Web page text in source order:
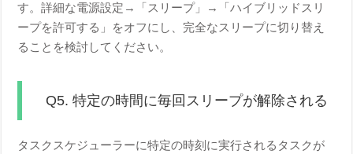
す。詳細な電源設定→「スリープ」→「ハイブリッドスリ
ープを許可する」をオフにし、完全なスリープに切り替え
ることを検討してください。
Q5. 特定の時間に毎回スリープが解除される
タスクスケジューラーに特定の時刻に実行されるタスクが